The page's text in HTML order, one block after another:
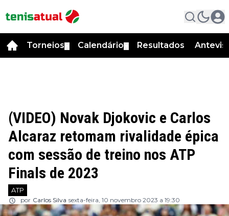
Torneios Calendário Resultados
(VIDEO) Novak Djokovic e Carlos
Alcaraz retomam rivalidade épica
com sessão de treino nos ATP
Finals de 2023
ATP
por Carlos Silva sexta-feira, 10 novembro 2023 a 19:30